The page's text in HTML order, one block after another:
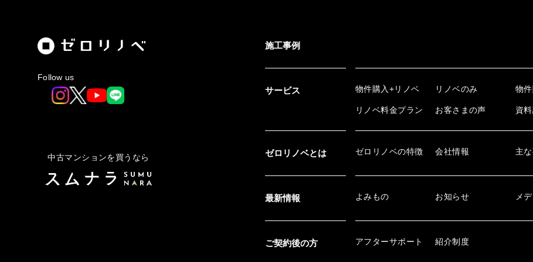
Follow us
施工事例
サービス 物件購入+リノベ リノベのみ 物件
リノベ料金プラン お客さまの声 資
ゼロリノベとは ゼロリノベの特徴 会社情報 主
最新情報 よみもの お知らせ メ
ご契約後の方 アフターサポート 紹介制度
中古マンションを買うなら